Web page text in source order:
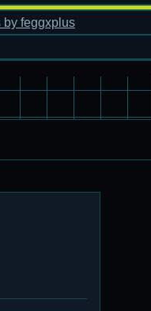
制作★バンダイ 1/144 ドラグナー3型
by feggxplus